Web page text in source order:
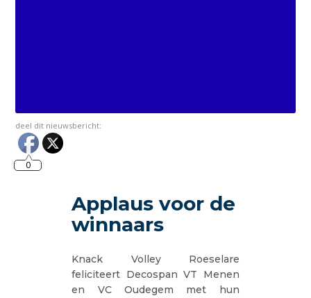
deel dit nieuwsbericht:
0
Applaus voor de
winnaars
Knack Volley Roeselare
feliciteert Decospan VT Menen
en VC Oudegem met hun